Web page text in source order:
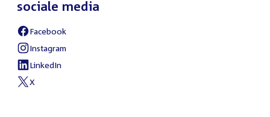
sociale media
External
link:
Facebook
External
link:
Instagram
External
link:
LinkedIn
External
X